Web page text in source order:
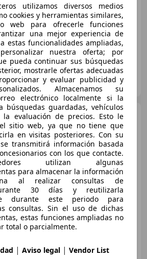
Buen
precio
km Gasolina 110 kW (150 CV)
II
Skoda Scala 1.0 TSI
Ambition 81kW
€ 11.970
Súperoferta
km Gasolina 81 kW (110 CV)
DE LOS REYES
utilizamos diversos medios
cookies y herramientas similares,
web para ofrecerle funciones
una mejor experiencia de
estas funcionalidades ampliadas,
nuestra oferta; por
pueda continuar sus búsquedas
mostrarle ofertas adecuadas
y evaluar publicidad y
Almacenamos su
electrónico localmente si la
búsquedas guardadas, vehículos
evaluación de precios. Esto le
sitio web, ya que no tiene que
en visitas posteriores. Con su
transmitirá información basada
con los que contacte.
utilizan algunas
para almacenar la información
al realizar consultas de
30 días y reutilizarla
durante este periodo para
consultas. Sin el uso de dichas
estas funciones ampliadas no
total o parcialmente.
| Aviso legal | Vendor List